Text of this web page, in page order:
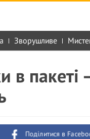
Зворушливе
в
Поділитися в